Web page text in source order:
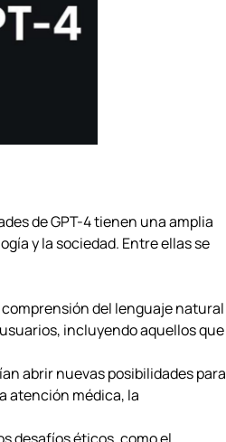
de GPT-4 tienen una amplia
y la sociedad. Entre ellas se
del lenguaje natural
incluyendo aquellos que
abrir nuevas posibilidades para
atención médica, la
desafíos éticos, como el